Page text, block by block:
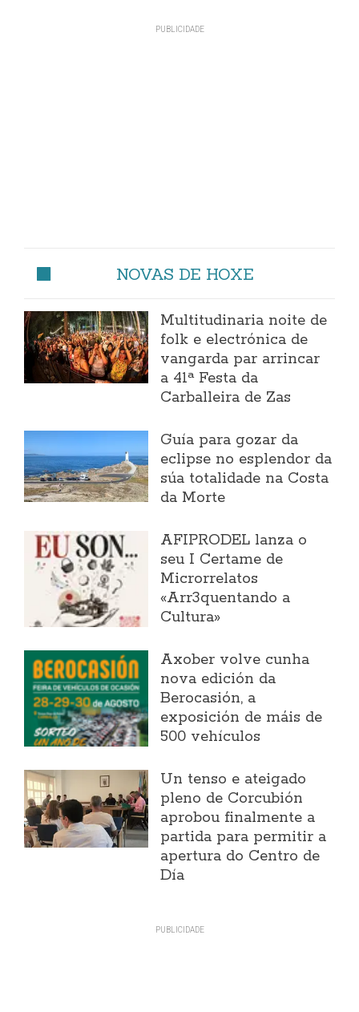
NOVAS DE HOXE
Multitudinaria noite de
folk e electrónica de
vangarda par arrincar
a 41ª Festa da
Carballeira de Zas
Guía para gozar da
eclipse no esplendor da
súa totalidade na Costa
da Morte
AFIPRODEL lanza o
seu I Certame de
Microrrelatos
«Arr3quentando a
Cultura»
Axober volve cunha
nova edición da
Berocasión, a
exposición de máis de
500 vehículos
Un tenso e ateigado
pleno de Corcubión
aprobou finalmente a
partida para permitir a
apertura do Centro de
Día